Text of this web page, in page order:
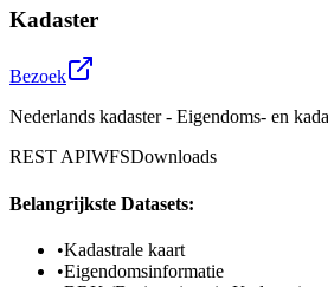
Kadaster
Bezoek
Nederlands kadaster - Eigendoms- en
REST APIWFSDownloads
Belangrijkste Datasets:
•Kadastrale kaart
•Eigendomsinformatie